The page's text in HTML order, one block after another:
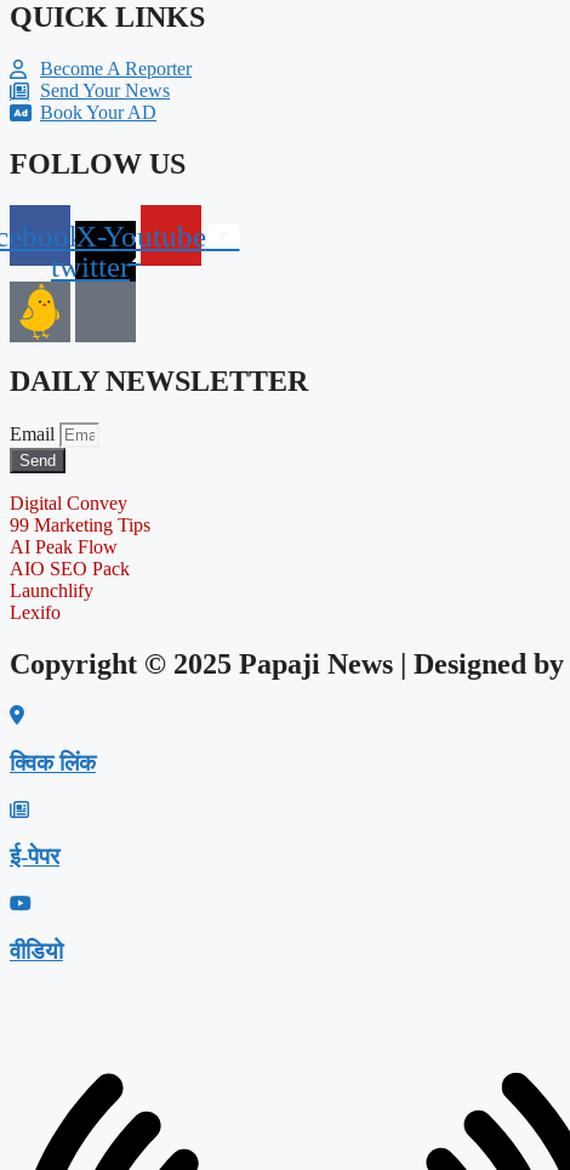
QUICK LINKS
Become A Reporter
Send Your News
Book Your AD
FOLLOW US
X-
twitter
Youtube
DAILY NEWSLETTER
Email
Send
Digital Convey
99 Marketing Tips
AI Peak Flow
AIO SEO Pack
Launchlify
Lexifo
Copyright © 2025 Papaji News | Designed by
क्विक लिंक
ई-पेपर
वीडियो